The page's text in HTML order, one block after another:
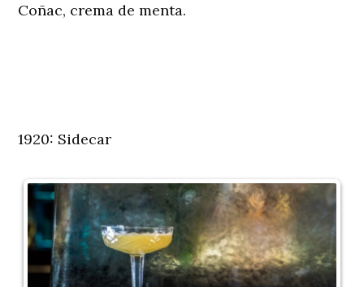
Coñac, crema de menta.
1920: Sidecar